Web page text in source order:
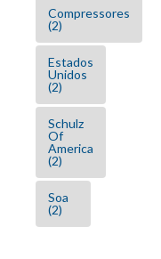
Compressores
(2)
Estados
Unidos
(2)
Schulz
Of
America
(2)
Soa
(2)